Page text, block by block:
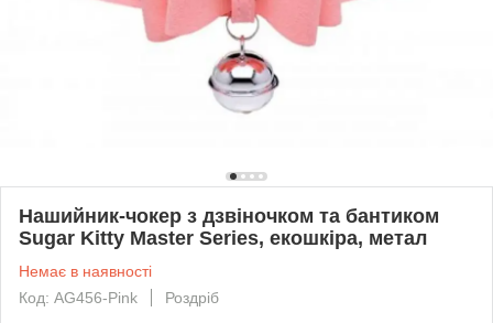
Нашийник-чокер з дзвіночком та бантиком
Sugar Kitty Master Series, екошкіра, метал
Немає в наявності
Код: AG456-Pink
Роздріб